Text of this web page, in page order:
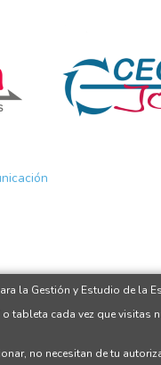
la Gestión y Estudio de la
tableta cada vez que
no necesitan de tu